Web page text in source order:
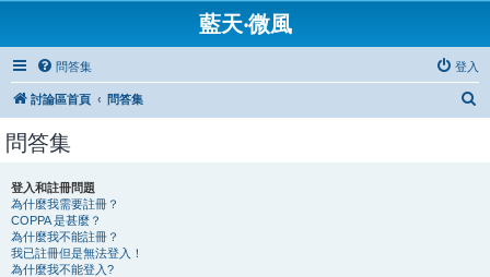
藍天‧微風
問答集 登入
討論區首頁 問答集
問答集
登入和註冊問題
為什麼我需要註冊？
COPPA 是甚麼？
為什麼我不能註冊？
我已註冊但是無法登入！
為什麼我不能登入?